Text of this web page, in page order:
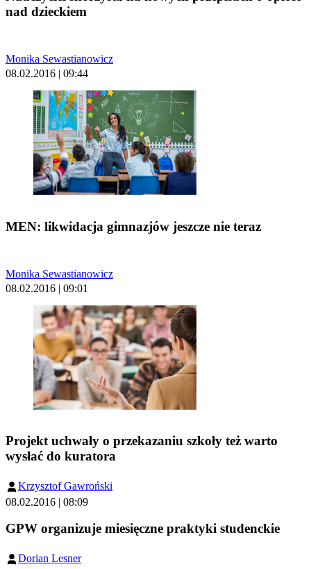
nad dzieckiem
Monika Sewastianowicz
08.02.2016 | 09:44
MEN: likwidacja gimnazjów jeszcze nie teraz
Monika Sewastianowicz
08.02.2016 | 09:01
Projekt uchwały o przekazaniu szkoły też warto
wysłać do kuratora
Krzysztof Gawroński
08.02.2016 | 08:09
GPW organizuje miesięczne praktyki studenckie
Dorian Lesner